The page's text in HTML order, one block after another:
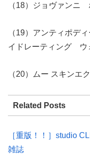
（18）ジョヴァンニ
（19）アンティポデ
イドレーティング ウ
（20）ムー スキンエ
Related Posts
［重版！！］studio
雑誌